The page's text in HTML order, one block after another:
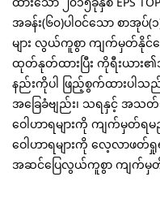
အခန်း(၆၀)ပါဝင်သော စာအုပ်
များ လွယ်ကူစွာ ကျက်မှတ်နိုင်စ
ထုတ်နုတ်ထားပြီး ကိုရီးယား
နည်းကိုပါ ဖြည့်စွက်ထားပါသ
အခြေခံဗျည်း၊ သရနှင့် အသတ်
ဝေါဟာရများကို ကျက်မှတ်ရ
ဝေါဟာရများကို လေ့လာဖတ်
အဆင်ပြေလွယ်ကူစွာ ကျက်မှတ်